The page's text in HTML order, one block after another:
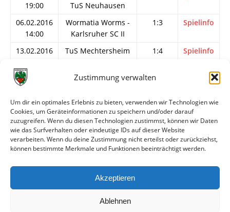
Zustimmung verwalten
Um dir ein optimales Erlebnis zu bieten, verwenden wir Technologien wie
Cookies, um Geräteinformationen zu speichern und/oder darauf
zuzugreifen. Wenn du diesen Technologien zustimmst, können wir Daten
wie das Surfverhalten oder eindeutige IDs auf dieser Website
verarbeiten. Wenn du deine Zustimmung nicht erteilst oder zurückziehst,
können bestimmte Merkmale und Funktionen beeinträchtigt werden.
Akzeptieren
Ablehnen
19:00
TuS Neuhausen
06.02.2016
14:00
Wormatia Worms -
Karlsruher SC II
1:3 Spielinfo
13.02.2016
TuS Mechtersheim
1:4 Spielinfo
16.02.2016
Wormatia Worms -
Ludwigshafen
0:3 Spielinfo
17.02.2016
19:00
TSG Pfeddersheim
- Wormatia Worms
2:1 Spielinfo
20.02.2016
Wormatia Worms -
1:0 Spielinfo
Wormatia Worms -